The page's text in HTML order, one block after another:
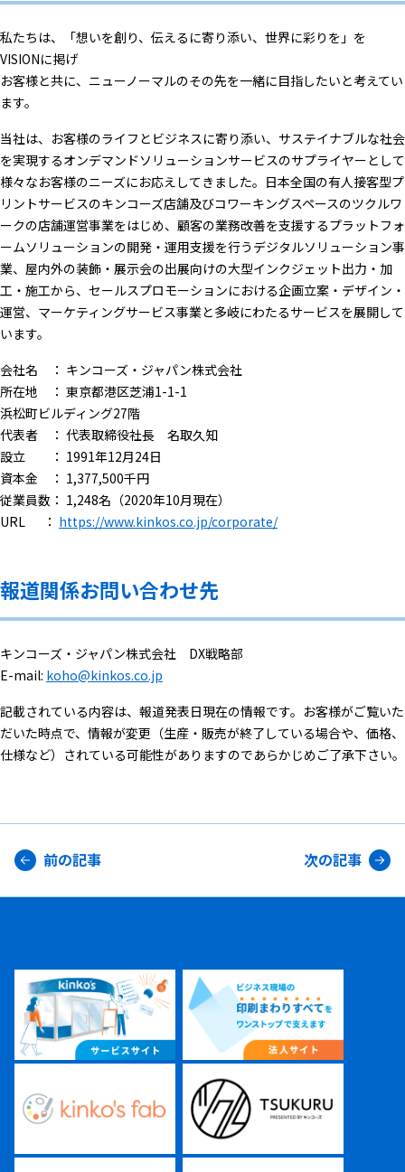
私たちは、「想いを創り、伝えるに寄り添い、世界に彩りを」を
VISIONに掲げ
お客様と共に、ニューノーマルのその先を一緒に目指したいと考えてい
ます。
当社は、お客様のライフとビジネスに寄り添い、サステイナブルな社会
を実現するオンデマンドソリューションサービスのサプライヤーとして
様々なお客様のニーズにお応えしてきました。日本全国の有人接客型プ
リントサービスのキンコーズ店舗及びコワーキングスペースのツクルワ
ークの店舗運営事業をはじめ、顧客の業務改善を支援するプラットフォ
ームソリューションの開発・運用支援を行うデジタルソリューション事
業、屋内外の装飾・展示会の出展向けの大型インクジェット出力・加
工・施工から、セールスプロモーションにおける企画立案・デザイン・
運営、マーケティングサービス事業と多岐にわたるサービスを展開して
います。
会社名 ： キンコーズ・ジャパン株式会社
所在地 ： 東京都港区芝浦1-1-1
浜松町ビルディング27階
代表者 ： 代表取締役社長 名取久知
設立 ： 1991年12月24日
資本金 ： 1,377,500千円
従業員数： 1,248名（2020年10月現在）
URL ： https://www.kinkos.co.jp/corporate/
報道関係お問い合わせ先
キンコーズ・ジャパン株式会社 DX戦略部
E-mail: koho@kinkos.co.jp
記載されている内容は、報道発表日現在の情報です。お客様がご覧いた
だいた時点で、情報が変更（生産・販売が終了している場合や、価格、
仕様など）されている可能性がありますのであらかじめご了承下さい。
前の記事 次の記事